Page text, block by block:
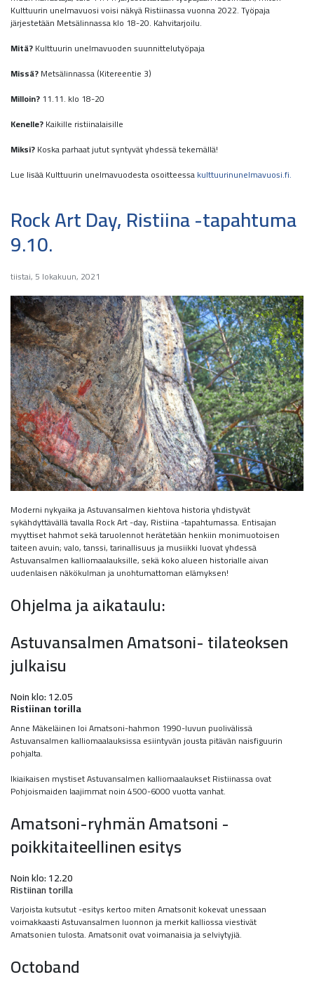
Kulttuurin unelmavuosi voisi näkyä Ristiinassa vuonna 2022. Työpaja
järjestetään Metsälinnassa klo 18-20. Kahvitarjoilu.
Mitä?Kulttuurin unelmavuoden suunnittelutyöpaja
Missä?Metsälinnassa (Kitereentie 3)
Milloin?11.11. klo 18-20
Kenelle?Kaikille ristiinalaisille
Miksi?Koska parhaat jutut syntyvät yhdessä tekemällä!
Lue lisää Kulttuurin unelmavuodesta osoitteessakulttuurinunelmavuosi.fi.
Rock Art Day, Ristiina -tapahtuma
9.10.
tiistai, 5 lokakuun, 2021
Moderni nykyaika ja Astuvansalmen kiehtova historia yhdistyvät
sykähdyttävällä tavalla Rock Art -day, Ristiina -tapahtumassa. Entisajan
myyttiset hahmot sekä taruolennot herätetään henkiin monimuotoisen
taiteen avuin; valo, tanssi, tarinallisuus ja musiikki luovat yhdessä
Astuvansalmen kalliomaalauksille, sekä koko alueen historialle aivan
uudenlaisen näkökulman ja unohtumattoman elämyksen!
Ohjelma ja aikataulu:
Astuvansalmen Amatsoni- tilateoksen
julkaisu
Noin klo: 12.05
Ristiinan torilla
Anne Mäkeläinen loi Amatsoni-hahmon 1990-luvun puolivälissä
Astuvansalmen kalliomaalauksissa esiintyvän jousta pitävän naisfiguurin
pohjalta.
Ikiaikaisen mystiset Astuvansalmen kalliomaalaukset Ristiinassa ovat
Pohjoismaiden laajimmat noin 4500-6000 vuotta vanhat.
Amatsoni-ryhmän Amatsoni -
poikkitaiteellinen esitys
Noin klo: 12.20
Ristiinan torilla
Varjoista kutsutut -esitys kertoo miten Amatsonit kokevat unessaan
voimakkaasti Astuvansalmen luonnon ja merkit kalliossa viestivät
Amatsonien tulosta. Amatsonit ovat voimanaisia ja selviytyjiä.
Octoband